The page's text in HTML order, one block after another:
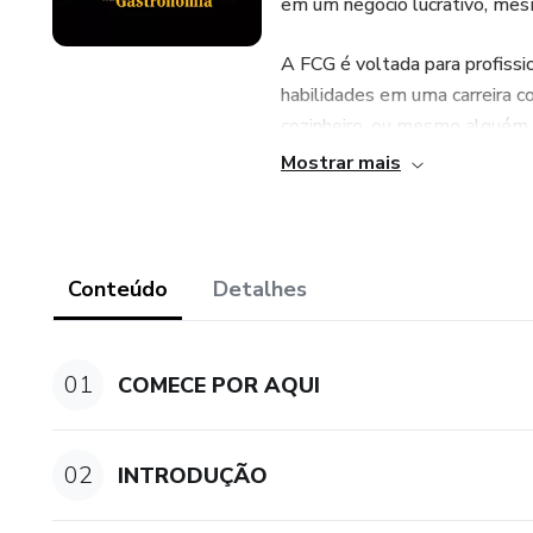
A FCG é voltada para
habilidades em uma carreira
cozinheiro, ou mesmo
do cliente, a FCG oferece as
Mostrar mais
Conteúdo Detalhes
01 COMECE POR AQUI
02 INTRODUÇÃO